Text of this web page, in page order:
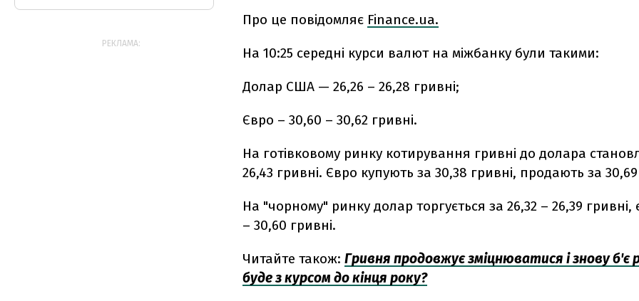
Про це повідомляє Finance.ua.
На 10:25 середні курси валют на міжбанку були такими:
Долар США — 26,26 – 26,28 гривні;
Євро – 30,60 – 30,62 гривні.
На готівковому ринку котирування гривні до долара
26,43 гривні. Євро купують за 30,38 гривні, продають за
На "чорному" ринку долар торгується за 26,32 – 26,39 гривні,
– 30,60 гривні.
Читайте також: Гривня продовжує зміцнюватися і знову б'є
буде з курсом до кінця року?
РЕКЛАМА: